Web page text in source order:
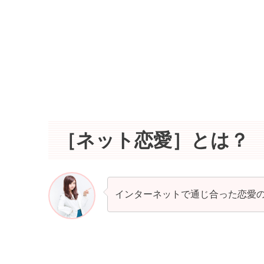
［ネット恋愛］とは？
インターネットで通じ合った恋愛